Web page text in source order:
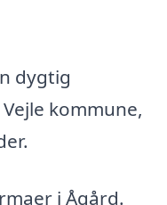
dygtig
kommune,
i Ågård.